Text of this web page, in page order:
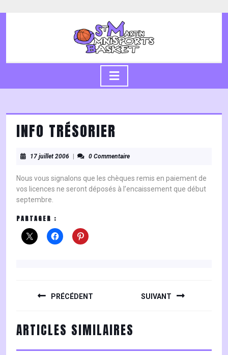
to
INFO TRÉSORIER
17 juillet 200617
2006
0 Commentaire
Nous vous signalons que les chèques remis en paiement de
vos licences ne seront déposés à l’encaissement que début
septembre.
PARTAGER :
PRÉCÉDENT
post:
SUIVANT
post:
ARTICLES SIMILAIRES